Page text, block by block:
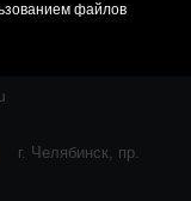
файлов
г. Челябинск, пр.